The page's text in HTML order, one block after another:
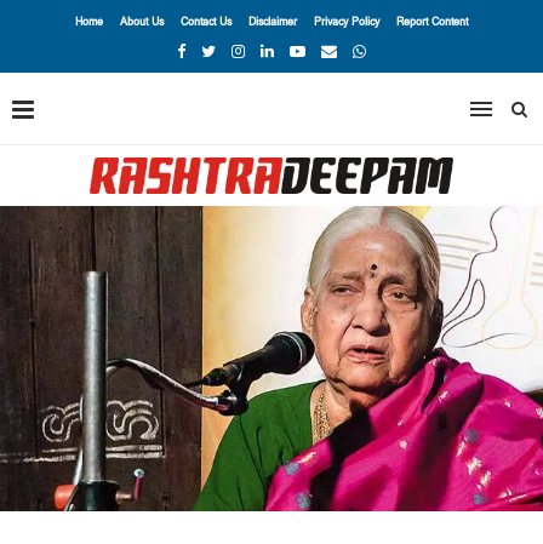
Home About Us Contact Us Disclaimer Privacy Policy Report Content